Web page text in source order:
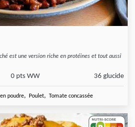
est une version riche en protéines et tout aussi
0 pts WW 36 glucide
poudre, Poulet, Tomate concassée